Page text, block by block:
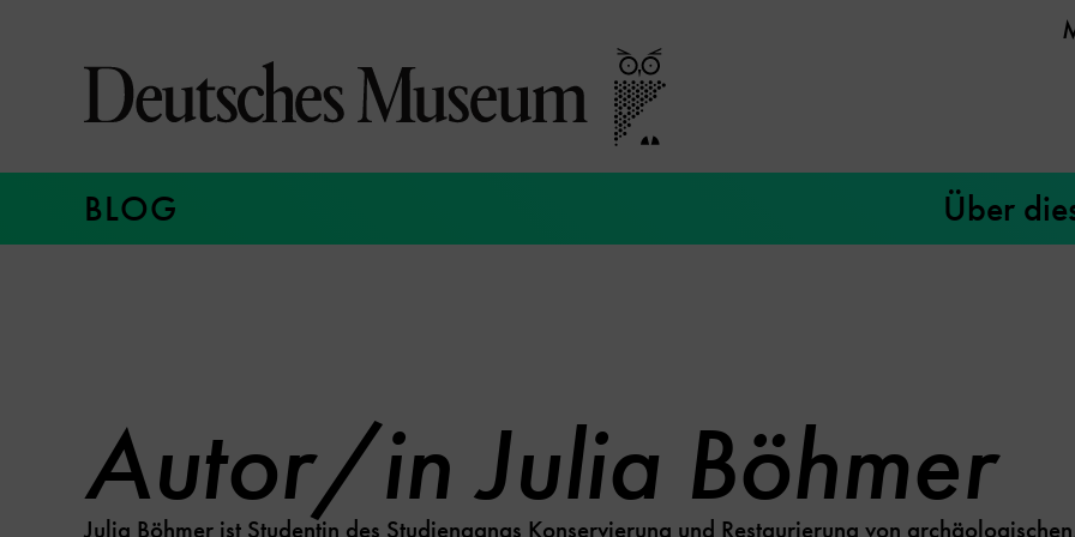
Seiteninhalt
springen
BLOG Über
Autor/in Julia Böhmer
Julia Böhmer ist Studentin des Studiengangs Konservierung und Restaurierung von